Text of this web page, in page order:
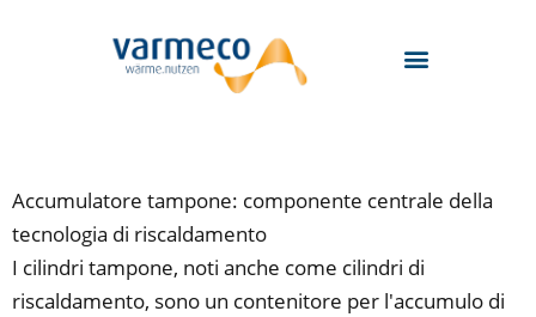
Accumulatore tampone: componente centrale della
tecnologia di riscaldamento
I cilindri tampone, noti anche come cilindri di
riscaldamento, sono un contenitore per l'accumulo di